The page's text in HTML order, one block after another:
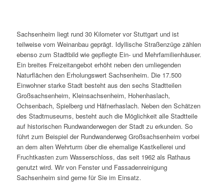
Sachsenheim liegt rund 30 Kilometer vor Stuttgart und ist
teilweise vom Weinanbau geprägt. Idyllische Straßenzüge zählen
ebenso zum Stadtbild wie gepflegte Ein- und Mehrfamilienhäuser.
Ein breites Freizeitangebot erhöht neben den umliegenden
Naturflächen den Erholungswert Sachsenheim. Die 17.500
Einwohner starke Stadt besteht aus den sechs Stadtteilen
Großsachsenheim, Kleinsachsenheim, Hohenhaslach,
Ochsenbach, Spielberg und Häfnerhaslach. Neben den Schätzen
des Stadtmuseums, besteht auch die Möglichkeit alle Stadtteile
auf historischen Rundwanderwegen der Stadt zu erkunden. So
führt zum Beispiel der Rundwanderweg Großsachsenheim vorbei
an dem alten Wehrturm über die ehemalige Kastkellerei und
Fruchtkasten zum Wasserschloss, das seit 1962 als Rathaus
genutzt wird. Wir von Fenster und Fassadenreinigung
Sachsenheim sind gerne für Sie im Einsatz.